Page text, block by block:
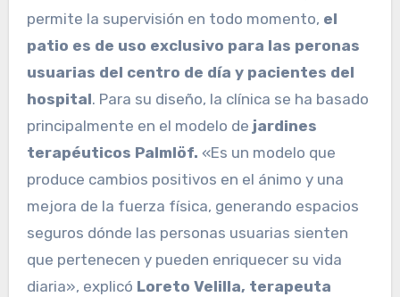
permite la supervisión en todo momento, el
patio es de uso exclusivo para las peronas
usuarias del centro de día y pacientes del
hospital. Para su diseño, la clínica se ha basado
principalmente en el modelo de jardines
terapéuticos Palmlöf. «Es un modelo que
produce cambios positivos en el ánimo y una
mejora de la fuerza física, generando espacios
seguros dónde las personas usuarias sienten
que pertenecen y pueden enriquecer su vida
diaria», explicó Loreto Velilla, terapeuta